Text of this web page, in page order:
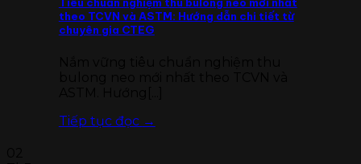
theo TCVN và ASTM: Hướng dẫn chi tiết từ
chuyên gia CTEG
Tiếp tục đọc →